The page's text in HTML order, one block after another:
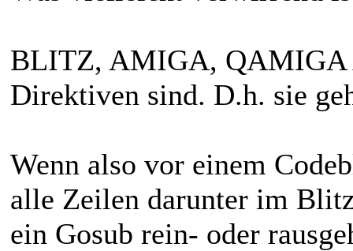
BLITZ, AMIGA, QAMIGA
Direktiven sind. D.h. sie
Wenn also vor einem
alle Zeilen darunter im
ein Gosub rein- oder